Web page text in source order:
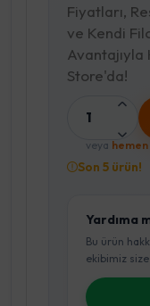
Fiyatları,
ve Kendi
Avantajıyla
Store'da!
1
veya
Son 5 ürün!
Yardıma
Bu ürün
ekibimiz size